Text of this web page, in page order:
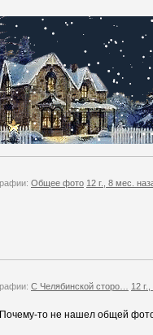
Общее фото 12 г., 8 мес.
С Челябинской сторо… 12
Почему-то не нашел общей